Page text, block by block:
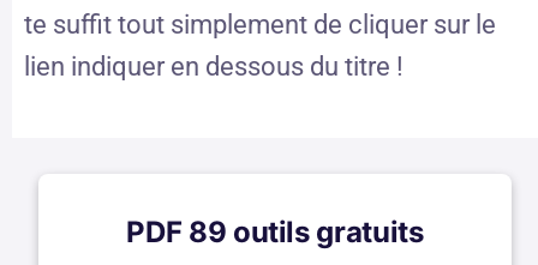
te suffit tout simplement de cliquer sur le
lien indiquer en dessous du titre !
PDF 89 outils gratuits